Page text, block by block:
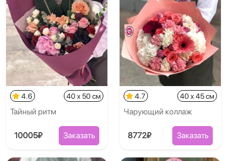
4.6 40 x 50 см
Тайный ритм
10005₽ Заказать
4.7 40 x 45 см
Чарующий коллаж
8772₽ Заказать